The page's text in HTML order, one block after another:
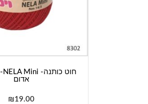
אדום
₪19.00